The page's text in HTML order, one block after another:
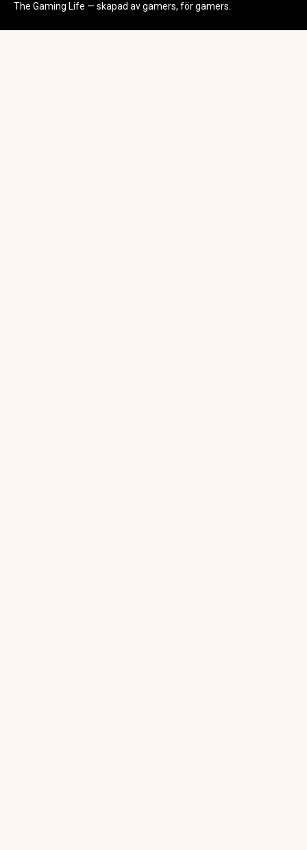
The Gaming Life — skapad av gamers, för gamers.